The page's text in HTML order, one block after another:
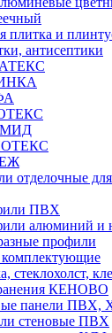
плитка и
антисептики
отделочные
ПВХ
алюминий и
профили
стеклохолст,
КЕНОВО
панели ПВХ,
стеновые ПВХ